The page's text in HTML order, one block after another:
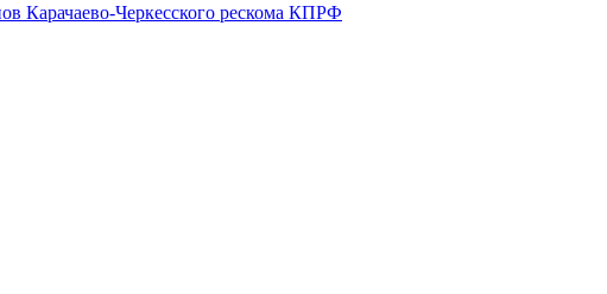
Карачаево-Черкесского рескома КПРФ